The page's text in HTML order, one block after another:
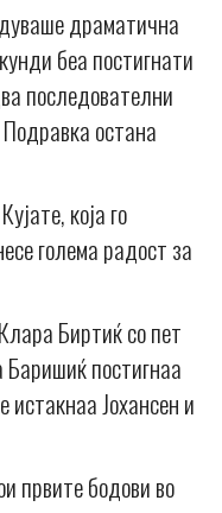
драматична
беа постигнати
последователни
остана
која го
голема радост за
Биртиќ со пет
постигнаа
истакнаа Јохансен и
првите бодови во